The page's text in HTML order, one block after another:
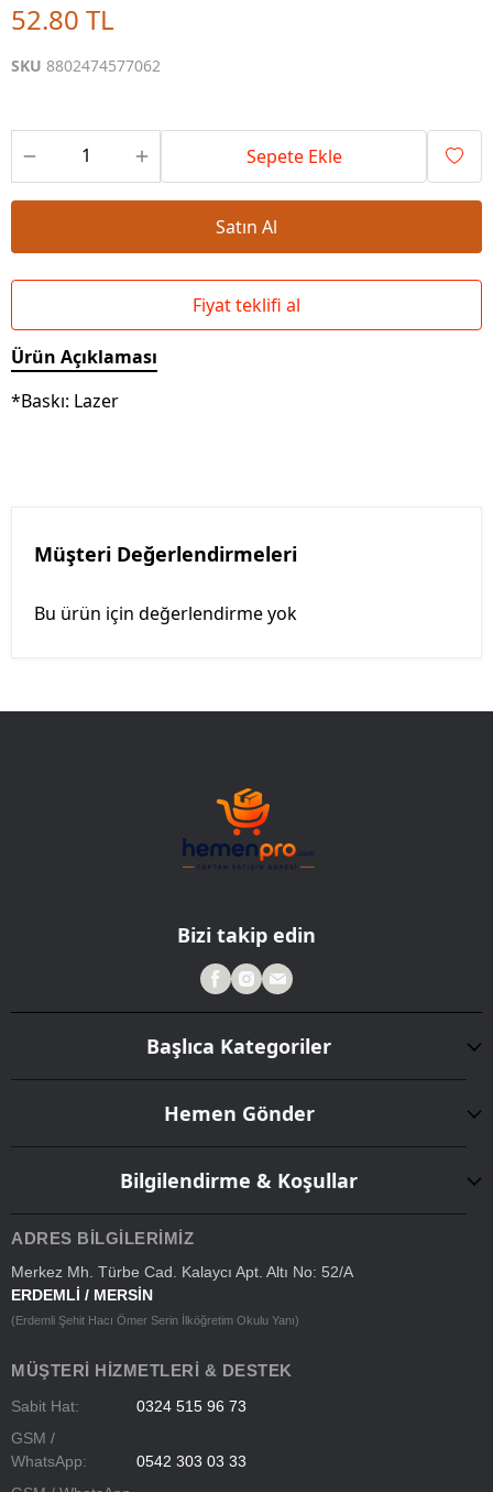
52.80 TL
SKU 8802474577062
Sepete Ekle
Satın Al
Fiyat teklifi al
Ürün Açıklaması
*Baskı: Lazer
Müşteri Değerlendirmeleri
Bu ürün için değerlendirme yok
Bizi takip edin
Başlıca Kategoriler
Hemen Gönder
Bilgilendirme & Koşullar
ADRES BILGILERIMIZ
Merkez Mh. Türbe Cad. Kalaycı Apt. Altı No: 52/A
ERDEMLİ / MERSİN
(Erdemli Şehit Hacı Ömer Serin İlköğretim Okulu Yanı)
MÜŞTERI HIZMETLERI & DESTEK
Sabit Hat:
0324 515 96 73
GSM /
WhatsApp:
0542 303 03 33